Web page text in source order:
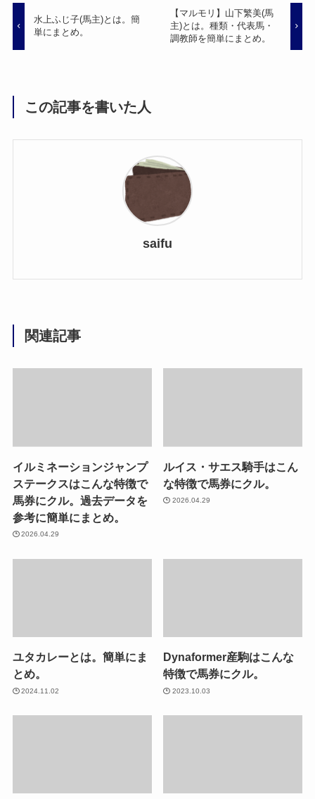
水上ふじ子(馬主)とは。簡
単にまとめ。
【マルモリ】山下繁美(馬
主)とは。種類・代表馬・
調教師を簡単にまとめ。
この記事を書いた人
saifu
関連記事
イルミネーションジャンプ
ステークスはこんな特徴で
馬券にクル。過去データを
参考に簡単にまとめ。
2026.04.29
ルイス・サエス騎手はこん
な特徴で馬券にクル。
2026.04.29
ユタカレーとは。簡単にま
とめ。
2024.11.02
Dynaformer産駒はこんな
特徴で馬券にクル。
2023.10.03